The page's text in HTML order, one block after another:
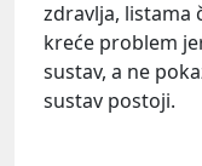
zdravlja, listama
kreće problem
sustav, a ne
sustav postoji.